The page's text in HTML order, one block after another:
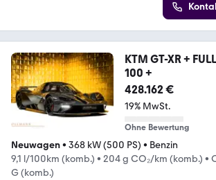
KTM GT-XR + FULL
100 +
428.162 €
19% MwSt.
Ohne Bewertung
Neuwagen• 368 kW (500 PS) • Benzin
9,1 l/100km (komb.) • 204 g CO₂/km (komb.) •
G (komb.)